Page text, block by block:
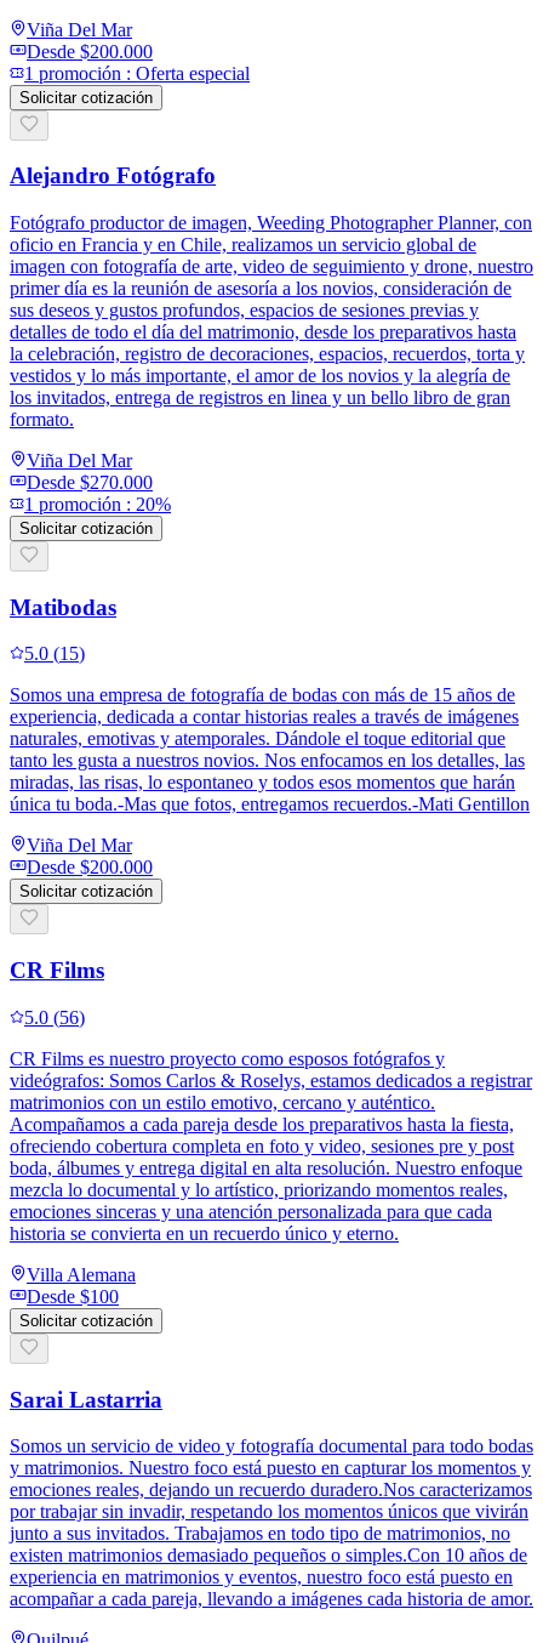
Viña Del Mar
Desde $200.000
1 promoción : Oferta especial
Solicitar cotización
Alejandro Fotógrafo
Fotógrafo productor de imagen, Weeding Photographer Planner, con
oficio en Francia y en Chile, realizamos un servicio global de
imagen con fotografía de arte, video de seguimiento y drone, nuestro
primer día es la reunión de asesoría a los novios, consideración de
sus deseos y gustos profundos, espacios de sesiones previas y
detalles de todo el día del matrimonio, desde los preparativos hasta
la celebración, registro de decoraciones, espacios, recuerdos, torta y
vestidos y lo más importante, el amor de los novios y la alegría de
los invitados, entrega de registros en linea y un bello libro de gran
formato.
Viña Del Mar
Desde $270.000
1 promoción : 20%
Solicitar cotización
Matibodas
5.0 (15)
Somos una empresa de fotografía de bodas con más de 15 años de
experiencia, dedicada a contar historias reales a través de imágenes
naturales, emotivas y atemporales. Dándole el toque editorial que
tanto les gusta a nuestros novios. Nos enfocamos en los detalles, las
miradas, las risas, lo espontaneo y todos esos momentos que harán
única tu boda.-Mas que fotos, entregamos recuerdos.-Mati Gentillon
Viña Del Mar
Desde $200.000
Solicitar cotización
CR Films
5.0 (56)
CR Films es nuestro proyecto como esposos fotógrafos y
videógrafos: Somos Carlos & Roselys, estamos dedicados a registrar
matrimonios con un estilo emotivo, cercano y auténtico.
Acompañamos a cada pareja desde los preparativos hasta la fiesta,
ofreciendo cobertura completa en foto y video, sesiones pre y post
boda, álbumes y entrega digital en alta resolución. Nuestro enfoque
mezcla lo documental y lo artístico, priorizando momentos reales,
emociones sinceras y una atención personalizada para que cada
historia se convierta en un recuerdo único y eterno.
Villa Alemana
Desde $100
Solicitar cotización
Sarai Lastarria
Somos un servicio de video y fotografía documental para todo bodas
y matrimonios. Nuestro foco está puesto en capturar los momentos y
emociones reales, dejando un recuerdo duradero.Nos caracterizamos
por trabajar sin invadir, respetando los momentos únicos que vivirán
junto a sus invitados. Trabajamos en todo tipo de matrimonios, no
existen matrimonios demasiado pequeños o simples.Con 10 años de
experiencia en matrimonios y eventos, nuestro foco está puesto en
acompañar a cada pareja, llevando a imágenes cada historia de amor.